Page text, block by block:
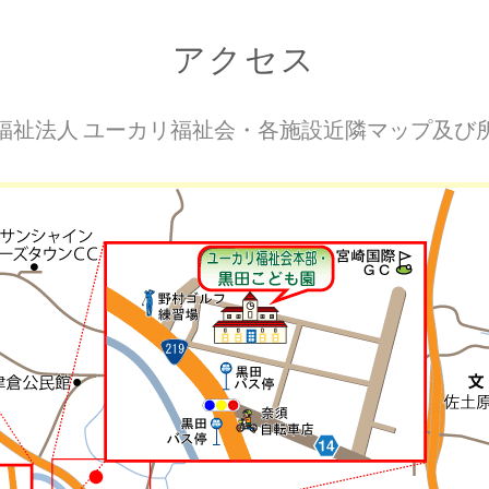
アクセス
祉法人 ユーカリ福祉会・各施設近隣マップ及び